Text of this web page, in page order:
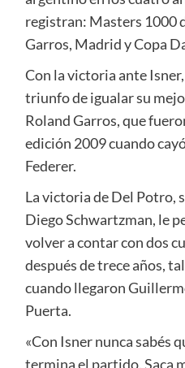
registran: Masters 1000
Garros, Madrid y Copa
Con la victoria ante
triunfo de igualar su
Roland Garros, que
edición 2009 cuando
Federer.
La victoria de Del Potro,
Diego Schwartzman, le
volver a contar con dos
después de trece años,
cuando llegaron
Puerta.
«Con Isner nunca sabés
termina el partido. Saca